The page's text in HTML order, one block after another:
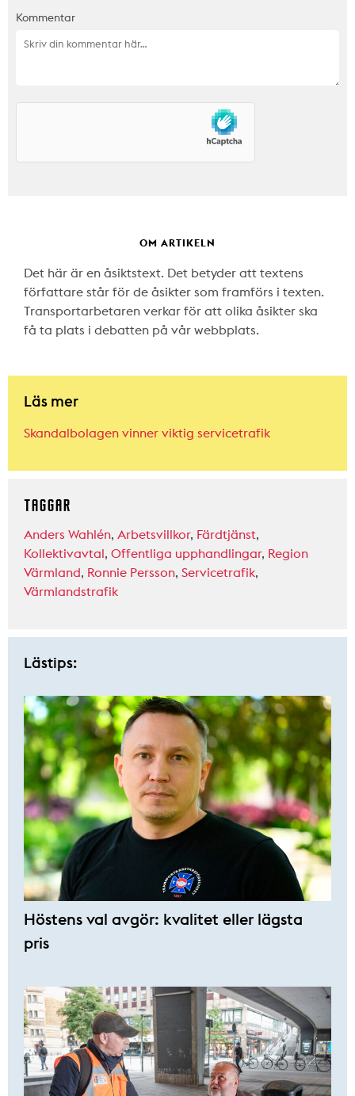
Kommentar
OM ARTIKELN
Det här är en åsiktstext. Det betyder att textens
författare står för de åsikter som framförs i texten.
Transportarbetaren verkar för att olika åsikter ska
få ta plats i debatten på vår webbplats.
Läs mer
Skandalbolagen vinner viktig servicetrafik
TAGGAR
Anders Wahlén, Arbetsvillkor, Färdtjänst,
Kollektivavtal, Offentliga upphandlingar, Region
Värmland, Ronnie Persson, Servicetrafik,
Värmlandstrafik
Lästips:
Höstens val avgör: kvalitet eller lägsta
pris